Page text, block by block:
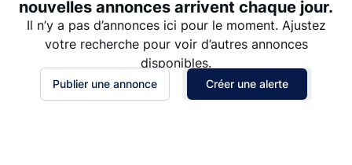
nouvelles annonces arrivent chaque jour.
Il n’y a pas d’annonces ici pour le moment. Ajustez
votre recherche pour voir d’autres annonces
disponibles.
Publier une annonce Créer une alerte